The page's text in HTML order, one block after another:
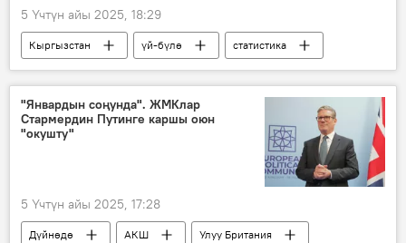
5 Үчтүн айы 2025, 18:29
Кыргызстан үй-бүлө
статистика
көбөйүү
"Январдын соңунда". ЖМКлар
Стармердин Путинге каршы оюн
"окушту"
5 Үчтүн айы 2025, 17:28
Дүйнөдө АКШ
Улуу Британия